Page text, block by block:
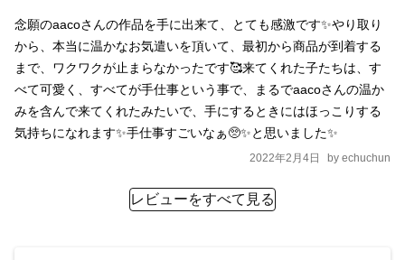
念願のaacoさんの作品を手に出来て、とても感激です✨やり取り
から、本当に温かなお気遣いを頂いて、最初から商品が到着する
まで、ワクワクが止まらなかったです🥰来てくれた子たちは、す
べて可愛く、すべてが手仕事という事で、まるでaacoさんの温か
みを含んで来てくれたみたいで、手にするときにはほっこりする
気持ちになれます✨手仕事すごいなぁ🥺✨と思いました✨
2022年2月4日 by echuchun
レビューをすべて見る